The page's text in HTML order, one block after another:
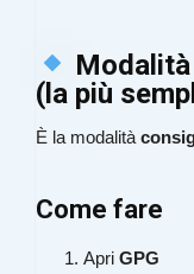
(la più
È la modalità
Come fare
Apri GPG